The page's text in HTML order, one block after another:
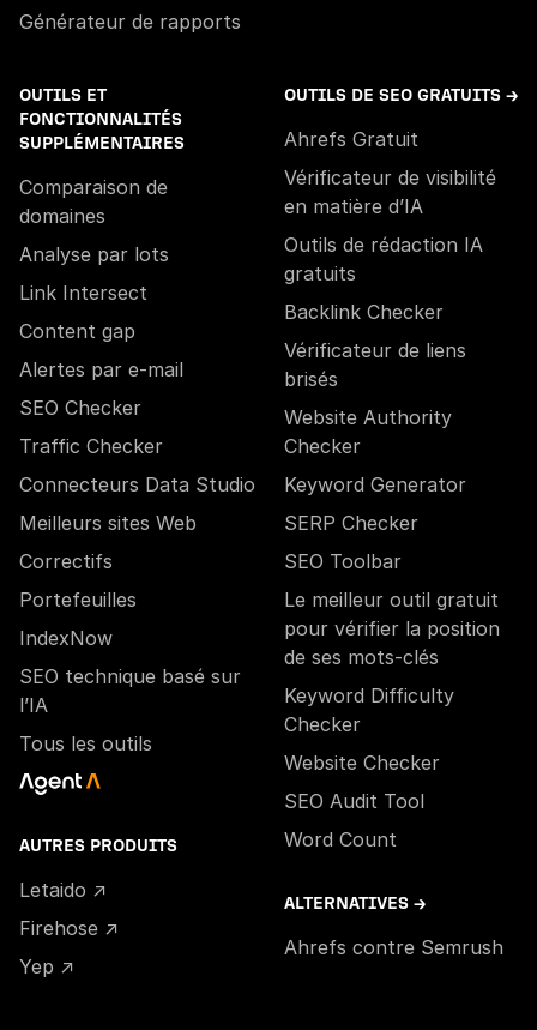
Générateur de rapports
OUTILS ET
FONCTIONNALITÉS
SUPPLÉMENTAIRES
Comparaison de
domaines
Analyse par lots
Link Intersect
Content gap
Alertes par e-mail
SEO Checker
Traffic Checker
Connecteurs Data Studio
Meilleurs sites Web
Correctifs
Portefeuilles
IndexNow
SEO technique basé sur
l’IA
Tous les outils
AUTRES PRODUITS
Letaido ↗
Firehose ↗
Yep ↗
OUTILS DE SEO GRATUITS →
Ahrefs Gratuit
Vérificateur de visibilité
en matière d’IA
Outils de rédaction IA
gratuits
Backlink Checker
Vérificateur de liens
brisés
Website Authority
Checker
Keyword Generator
SERP Checker
SEO Toolbar
Le meilleur outil gratuit
pour vérifier la position
de ses mots-clés
Keyword Difficulty
Checker
Website Checker
SEO Audit Tool
Word Count
ALTERNATIVES →
Ahrefs contre Semrush